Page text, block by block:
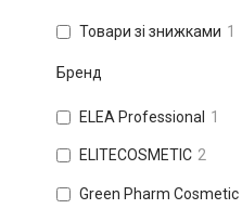
Товари зі знижками 1
Бренд
ELEA Professional 1
ELITECOSMETIC 2
Green Pharm Cosmetic